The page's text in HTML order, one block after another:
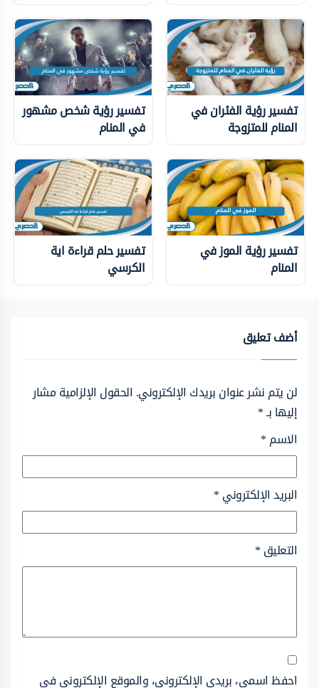
تفسير رؤية الفئران في
المنام للمتزوجة
تفسير رؤية شخص مشهور
في المنام
تفسير رؤية الموز في
المنام
تفسير حلم قراءة اية
الكرسي
أضف تعليق
لن يتم نشر عنوان بريدك الإلكتروني. الحقول الإلزامية مشار
إليها بـ*
الاسم*
البريد الإلكتروني*
التعليق*
احفظ اسمي، بريدي الإلكتروني، والموقع الإلكتروني في